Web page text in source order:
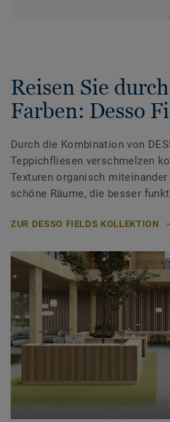
Reisen Sie
Farben: Desso
Durch die Kombination von
Teppichfliesen verschmelzen
Texturen organisch
schöne Räume, die besser
ZUR DESSO FIELDS KOLLEKTION